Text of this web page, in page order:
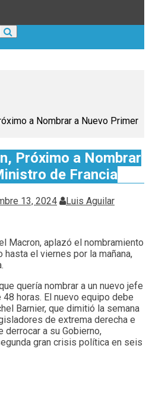
a Nombrar a Nuevo Primer
Próximo a Nombrar
de Francia
13, 2024 Luis Aguilar
Macron, aplazó el nombramiento
el viernes por la mañana,
quería nombrar a un nuevo jefe
horas. El nuevo equipo debe
Barnier, que dimitió la semana
de extrema derecha e
derrocar a su Gobierno,
gran crisis política en seis